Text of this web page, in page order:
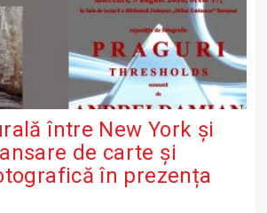
între New York și
de carte și
în prezența